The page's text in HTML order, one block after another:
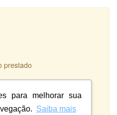
para melhorar sua
Saiba mais
prestado